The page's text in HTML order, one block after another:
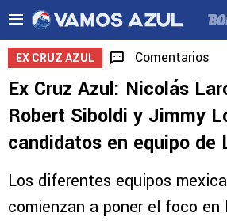
EX CRUZ AZUL Comentarios
Ex Cruz Azul: Nicolás
Robert Siboldi y Jimmy
candidatos en equipo de
Los diferentes equipos
comienzan a poner el foco en